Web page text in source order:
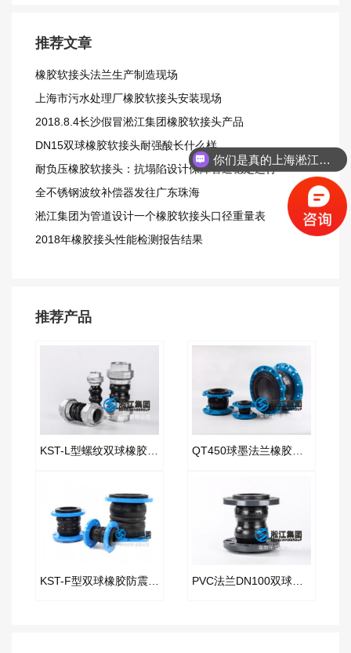
推荐文章
橡胶软接头法兰生产制造现场
上海市污水处理厂橡胶软接头安装现场
2018.8.4长沙假冒淞江集团橡胶软接头产品
DN15双球橡胶软接头耐强酸长什么样
耐负压橡胶软接头：抗塌陷设计保障管道稳定运行
全不锈钢波纹补偿器发往广东珠海
淞江集团为管道设计一个橡胶软接头口径重量表
2018年橡胶接头性能检测报告结果
推荐产品